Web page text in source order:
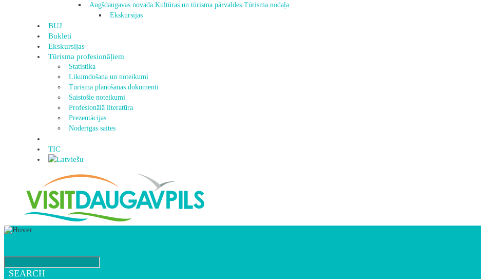
Augšdaugavas novada Kultūras un tūrisma pārvaldes Tūrisma nodaļa
Ekskursijas
BUJ
Bukleti
Ekskursijas
Tūrisma profesionāļiem
Statistika
Likumdošana un noteikumi
Tūrisma plānošanas dokumenti
Saistošie noteikumi
Profesionālā literatūra
Prezentācijas
Noderīgas saites
TIC
SEARCH